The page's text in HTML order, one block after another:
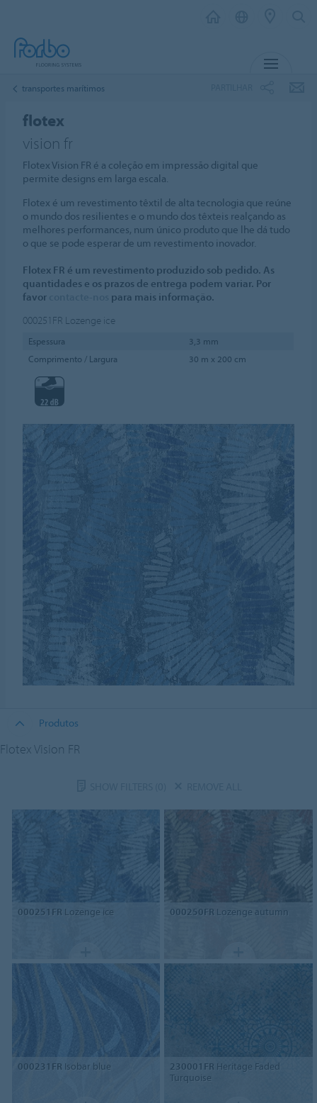
transportes marítimos
flotex
vision fr
Flotex Vision FR é a coleção em impressão digital que
permite designs em larga escala.
Flotex é um revestimento têxtil de alta tecnologia que reúne
o mundo dos resilientes e o mundo dos têxteis realçando as
melhores performances, num único produto que lhe dá tudo
o que se pode esperar de um revestimento inovador.
Flotex FR é um revestimento produzido sob pedido. As
quantidades e os prazos de entrega podem variar. Por
favor
para mais informação.
000251FR Lozenge ice
Espessura
3,3 mm
Comprimento / Largura
30 m x 200 cm
Produtos
Flotex Vision FR
000251FR Lozenge ice 000250FR Lozenge autumn
000231FR Isobar blue 230001FR Heritage Faded
Turquoise